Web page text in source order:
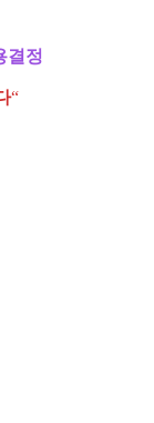
결정
“